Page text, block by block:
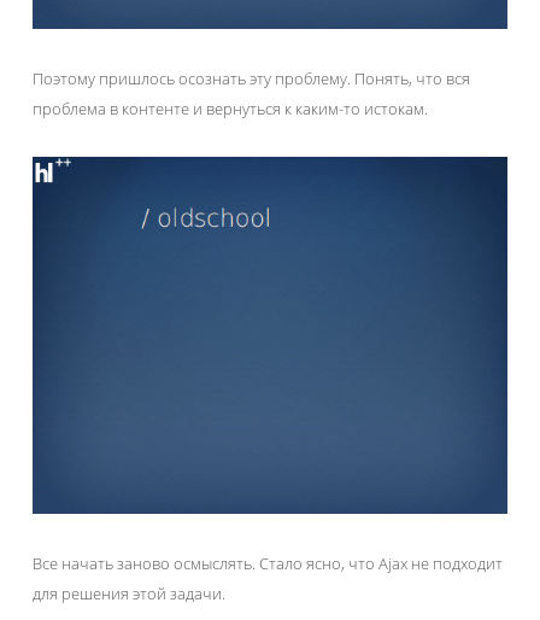
Поэтому пришлось осознать эту проблему. Понять, что вся
проблема в контенте и вернуться к каким-то истокам.
Все начать заново осмыслять. Стало ясно, что Ajax не подходит
для решения этой задачи.